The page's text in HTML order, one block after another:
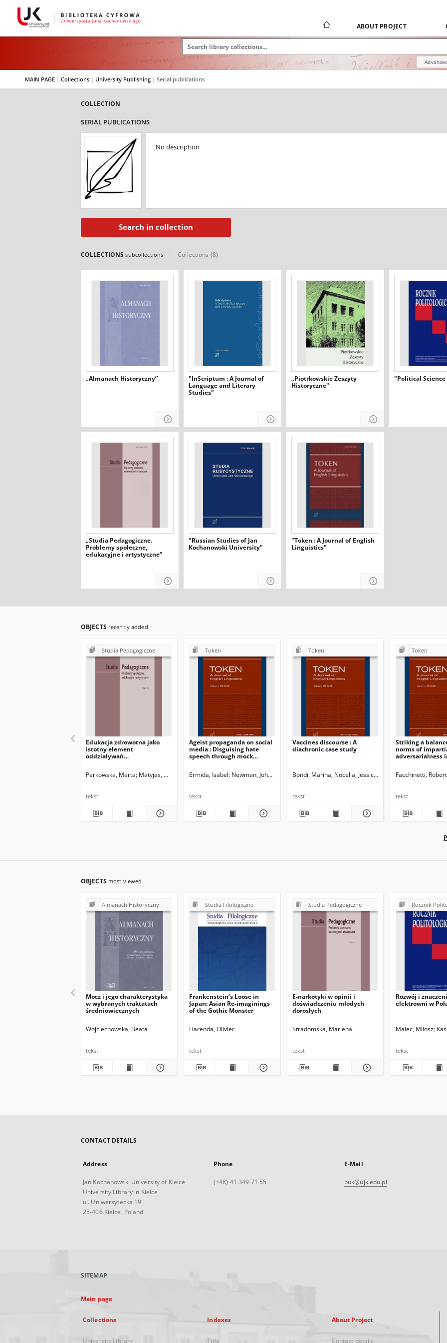
ABOUT PROJECT
MAIN PAGE | Collections | University Publishing | Serial publications
COLLECTION
SERIAL PUBLICATIONS
No description
Search in collection
COLLECTIONSsubcollections Collections (8)
„Almanach Historyczny”
"InScriptum : A Journal of
Language and Literary
Studies"
„Piotrkowskie Zeszyty
Historyczne"
"Political
„Studia Pedagogiczne.
Problemy społeczne,
edukacyjne i artystyczne”
"Russian Studies of Jan
Kochanowski University"
"Token : A Journal of English
Linguistics"
OBJECTS recently added
Studia Pedagogiczne
Edukacja zdrowotna jako
istotny element
oddziaływań
percepcji przyszłych
Perkowska, Marta Matyjas, Bożena. Red.
tekst
Token
Ageist propaganda on social
media : Disguising hate
speech through mock
Ermida, Isabel Newman, John G. Ed. Dossena, Marina. Ed. Samson, Christina. Guest Ed.
tekst
Token
Vaccines discourse : A
diachronic case study
Bondi, Marina Nocella, Jessica Jane Paganelli, Roberto
tekst
Token
Striking a
norms of
adversarialness
Facchinetti,
tekst
OBJECTS most viewed
Almanach Historyczny
Mocz i jego charakterystyka
w wybranych traktatach
średniowiecznych
Wojciechowska, Beata
tekst
Studia Filologiczne
Frankenstein’s Loose in
Japan: Asian Re-imaginings
of the Gothic Monster
Harenda, Olivier
tekst
Studia Pedagogiczne
E-narkotyki w opinii i
doświadczeniu młodych
dorosłych
Stradomska, Marlena
tekst
Rocznik
Rozwój i
elektrowni w
Malec, Miłosz
tekst
CONTACT DETAILS
Address
Jan Kochanowski University of Kielce
University Library in Kielce
ul. Uniwersytecka 19
25-406 Kielce, Poland
Phone
(+48) 41 349 71 55
E-Mail
buk@ujk.edu.pl
SITEMAP
Main page
Collections
University Library
Indexes
Title
About Project
Contact details